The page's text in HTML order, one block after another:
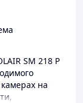
SM 218 P
на